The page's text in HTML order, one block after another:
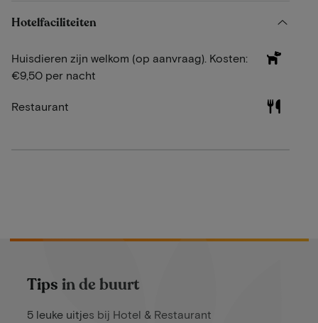
Hotelfaciliteiten
Huisdieren zijn welkom (op aanvraag). Kosten:
€9,50 per nacht
Restaurant
Tips in de buurt
5 leuke uitjes bij Hotel & Restaurant